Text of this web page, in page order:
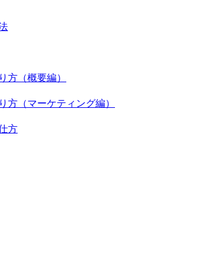
方（概要編）
（マーケティング編）
方